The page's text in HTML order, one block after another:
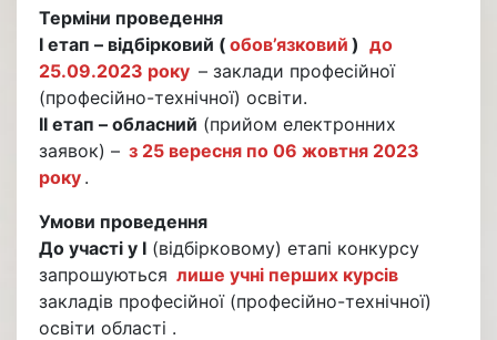
Терміни проведення
І етап – відбірковий ( обов’язковий ) до
25.09.2023 року – заклади професійної
(професійно-технічної) освіти.
ІІ етап – обласний (прийом електронних
заявок) – з 25 вересня по 06 жовтня 2023
року .
Умови проведення
До участі у І (відбірковому) етапі конкурсу
запрошуються лише учні перших курсів
закладів професійної (професійно-технічної)
освіти області .